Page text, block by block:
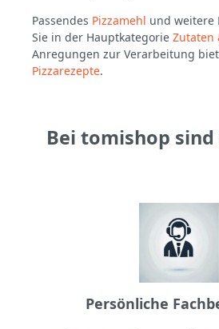
Passendes Pizzamehl und weitere
Sie in der Hauptkategorie Zutaten
Anregungen zur Verarbeitung
Pizzarezepte.
Bei tomishop
Persönliche